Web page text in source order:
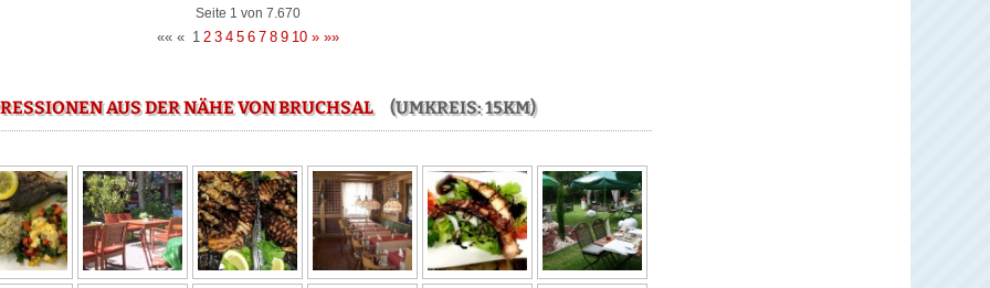
Seite 1 von 7.670
«« « 1 2 3 4 5 6 7 8 9 10» »»
AUS DER NÄHE VON BRUCHSAL (UMKREIS: 15KM)